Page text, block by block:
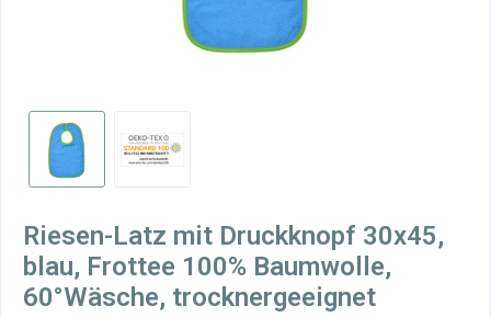
Riesen-Latz mit Druckknopf 30x45,
blau, Frottee 100% Baumwolle,
60°Wäsche, trocknergeeignet